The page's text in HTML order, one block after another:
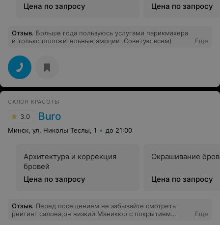
Цена по запросу
Цена по запросу
Отзыв. Больше года пользуюсь услугами парикмахера
и только положительные эмоции .Советую всем)
Еще
САЛОН КРАСОТЫ
3.0 Buro
Минск, ул. Николы Теслы, 1 до 21:00
Архитектура и коррекция
бровей
Цена по запросу
Окрашивание
Цена по запросу
Отзыв. Перед посещением не забывайте смотреть
рейтинг салона,он низкий.Маникюр с покрытием
Еще